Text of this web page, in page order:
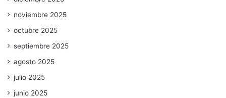
noviembre 2025
octubre 2025
septiembre 2025
agosto 2025
julio 2025
junio 2025